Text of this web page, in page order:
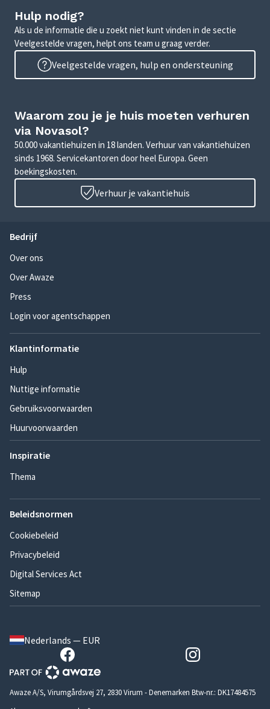
Hulp nodig?
Als u de informatie die u zoekt niet kunt vinden in de sectie
Veelgestelde vragen, helpt ons team u graag verder.
Veelgestelde vragen, hulp en ondersteuning
Waarom zou je je huis moeten verhuren
via Novasol?
50.000 vakantiehuizen in 18 landen. Verhuur van vakantiehuizen
sinds 1968. Servicekantoren door heel Europa. Geen
boekingskosten.
Verhuur je vakantiehuis
Bedrijf
Over ons
Over Awaze
Press
Login voor agentschappen
Klantinformatie
Hulp
Nuttige informatie
Gebruiksvoorwaarden
Huurvoorwaarden
Inspiratie
Thema
Beleidsnormen
Cookiebeleid
Privacybeleid
Digital Services Act
Sitemap
Nederlands — EUR
Awaze A/S, Virumgårdsvej 27, 2830 Virum - Denemarken Btw-nr.: DK17484575